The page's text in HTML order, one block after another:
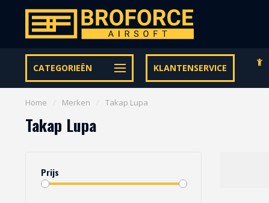
CATEGORIEËN KLANTENSERVICE
Gratis verzending vanaf € 95,- binnen NL | €100,- BE & DE
Home Merken Takap Lupa
Takap Lupa
Prijs